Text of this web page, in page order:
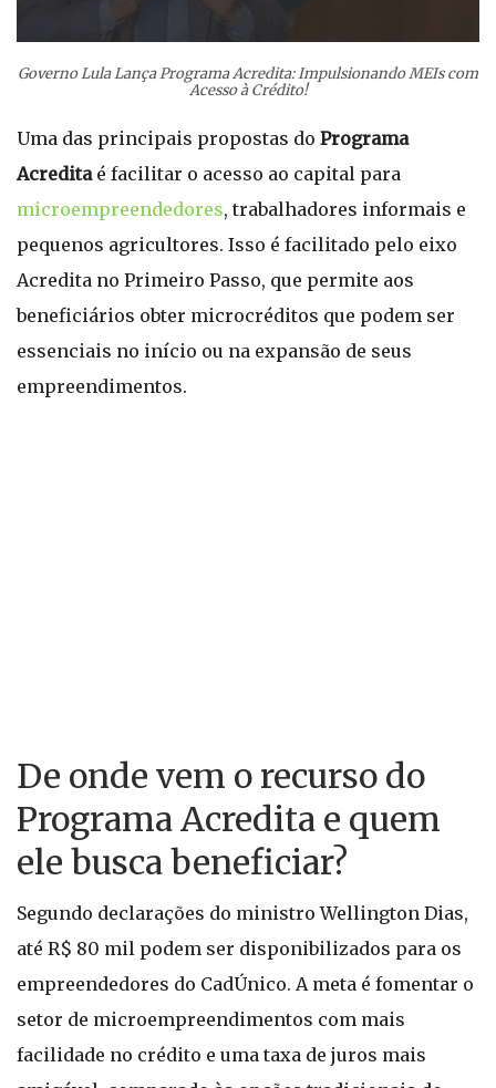
Governo Lula Lança Programa Acredita: Impulsionando MEIs com
Acesso à Crédito!
Uma das principais propostas do Programa
Acreditaé facilitar o acesso ao capital para
microempreendedores, trabalhadores informais e
pequenos agricultores. Isso é facilitado pelo eixo
Acredita no Primeiro Passo, que permite aos
beneficiários obter microcréditos que podem ser
essenciais no início ou na expansão de seus
empreendimentos.
De onde vem o recurso do
Programa Acredita e quem
ele busca beneficiar?
Segundo declarações do ministro Wellington Dias,
até R$ 80 mil podem ser disponibilizados para os
empreendedores do CadÚnico. A meta é fomentar o
setor de microempreendimentos com mais
facilidade no crédito e uma taxa de juros mais